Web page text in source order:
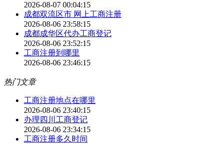
2026-08-07 00:04:15
成都双流区市 网上工商注册
2026-08-06 23:58:15
成都成华区代办工商登记
2026-08-06 23:52:15
工商注册到哪里
2026-08-06 23:46:15
热门文章
工商注册地点在哪里
2026-08-06 23:40:15
办理四川工商登记
2026-08-06 23:34:15
工商注册多久时间